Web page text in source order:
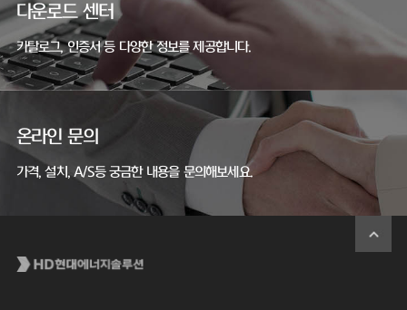
다운로드 센터
카탈로그, 인증서 등 다양한 정보를 제공합니다.
온라인 문의
가격, 설치, A/S등 궁금한 내용을 문의해보세요.